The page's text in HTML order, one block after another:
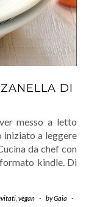
DI
messo a letto
iniziato a leggere
da chef con
kindle. Di
vegan - byGaia
-